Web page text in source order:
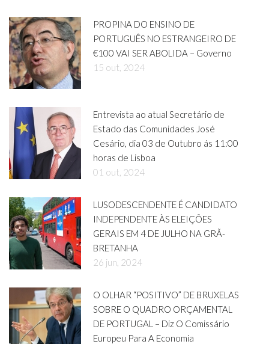
PROPINA DO ENSINO DE
PORTUGUÊS NO ESTRANGEIRO DE
€100 VAI SER ABOLIDA – Governo
15 out, 2024
Entrevista ao atual Secretário de
Estado das Comunidades José
Cesário, dia 03 de Outubro ás 11:00
horas de Lisboa
01 out, 2024
LUSODESCENDENTE É CANDIDATO
INDEPENDENTE ÀS ELEIÇÕES
GERAIS EM 4 DE JULHO NA GRÃ-
BRETANHA
26 jun, 2024
O OLHAR “POSITIVO” DE BRUXELAS
SOBRE O QUADRO ORÇAMENTAL
DE PORTUGAL – Diz O Comissário
Europeu Para A Economia